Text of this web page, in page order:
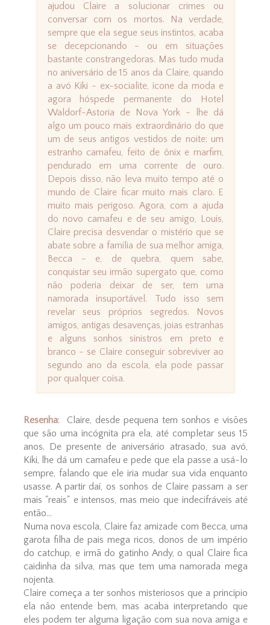
ajudou Claire a solucionar crimes ou
conversar com os mortos. Na verdade,
sempre que ela segue seus instintos, acaba
se decepcionando - ou em situações
bastante constrangedoras. Mas tudo muda
no aniversário de 15 anos da Claire, quando
a avó Kiki - ex-socialite, ícone da moda e
agora hóspede permanente do Hotel
Waldorf-Astoria de Nova York - lhe dá
algo um pouco mais extraordinário do que
um de seus antigos vestidos de noite: um
estranho camafeu, feito de ônix e marfim,
pendurado em uma corrente de ouro.
Depois disso, não leva muito tempo até o
mundo de Claire ficar muito mais claro. E
muito mais perigoso. Agora, com a ajuda
do novo camafeu e de seu amigo, Louis,
Claire precisa desvendar o mistério que se
abate sobre a família de sua melhor amiga,
Becca - e, de quebra, quem sabe,
conquistar seu irmão supergato que, como
não poderia deixar de ser, tem uma
namorada insuportável. Tudo isso sem
revelar seus próprios segredos. Novos
amigos, antigas desavenças, joias estranhas
e alguns sonhos sinistros em preto e
branco - se Claire conseguir sobreviver ao
segundo ano da escola, ela pode passar
por qualquer coisa.
Resenha: Claire, desde pequena tem sonhos e visões
que são uma incógnita pra ela, até completar seus 15
anos. De presente de aniversário atrasado, sua avó,
Kiki, lhe dá um camafeu e pede que ela passe a usá-lo
sempre, falando que ele iria mudar sua vida enquanto
usasse. A partir daí, os sonhos de Claire passam a ser
mais "reais" e intensos, mas meio que indecifráveis até
então...
Numa nova escola, Claire faz amizade com Becca, uma
garota filha de pais mega ricos, donos de um império
do catchup, e irmã do gatinho Andy, o qual Claire fica
caidinha da silva, mas que tem uma namorada mega
nojenta.
Claire começa a ter sonhos misteriosos que a princípio
ela não entende bem, mas acaba interpretando que
eles podem ter alguma ligação com sua nova amiga e